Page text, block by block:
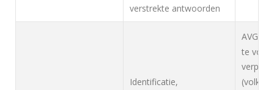
verstrekte antwoorden
Identificatie,
AVG,
te